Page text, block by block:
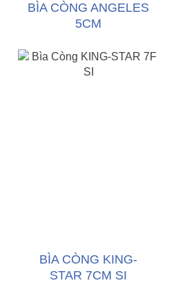
BÌA CÒNG ANGELES
5CM
BÌA CÒNG KING-
STAR 7CM SI